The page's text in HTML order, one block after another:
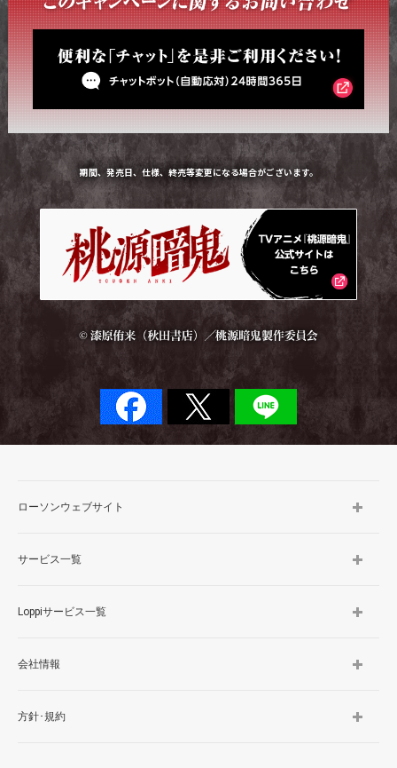
期間、発売日、仕様、終売等変更になる場合がございます。
ローソンウェブサイト
サービス一覧
Loppiサービス一覧
会社情報
方針･規約